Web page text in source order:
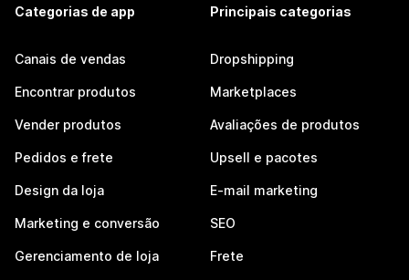
Categorias de app
Canais de vendas
Encontrar produtos
Vender produtos
Pedidos e frete
Design da loja
Marketing e conversão
Gerenciamento de loja
Principais categorias
Dropshipping
Marketplaces
Avaliações de produtos
Upsell e pacotes
E-mail marketing
SEO
Frete